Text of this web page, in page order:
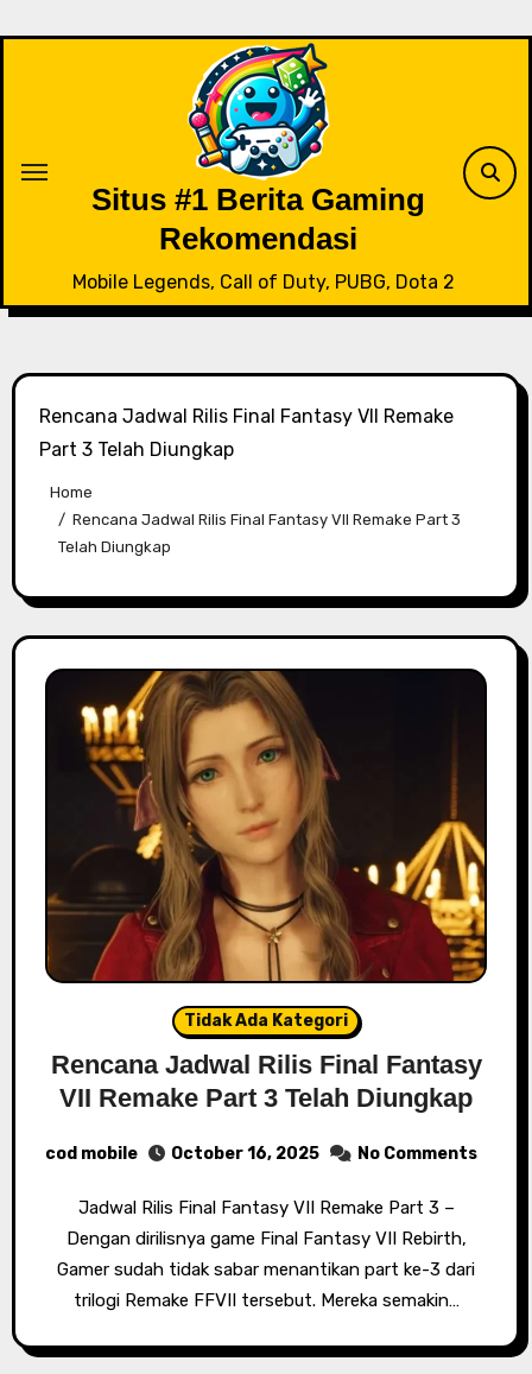
Situs #1 Berita Gaming
Rekomendasi
Mobile Legends, Call of Duty, PUBG, Dota 2
Rencana Jadwal Rilis Final Fantasy VII Remake
Part 3 Telah Diungkap
Home
Rencana Jadwal Rilis Final Fantasy VII Remake Part 3
Telah Diungkap
Tidak Ada Kategori
Rencana Jadwal Rilis Final Fantasy
VII Remake Part 3 Telah Diungkap
cod mobile October 16, 2025 No Comments
Jadwal Rilis Final Fantasy VII Remake Part 3 –
Dengan dirilisnya game Final Fantasy VII Rebirth,
Gamer sudah tidak sabar menantikan part ke-3 dari
trilogi Remake FFVII tersebut. Mereka semakin…